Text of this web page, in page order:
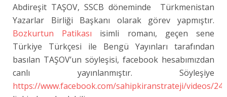
Abdireşit TAŞOV, SSCB döneminde Türkmenistan
Yazarlar Birliği Başkanı olarak görev yapmıştır.
Bozkurtun Patikası isimli romanı, geçen sene
Türkiye Türkçesi ile Bengü Yayınları tarafından
basılan TAŞOV’un söyleşisi, facebook hesabımızdan
canlı yayınlanmıştır. Söyleşiye
https://www.facebook.com/sahipkiranstrateji/videos/